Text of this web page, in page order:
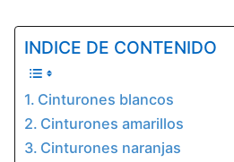
INDICE DE CONTENIDO
Cinturones blancos
Cinturones amarillos
Cinturones naranjas